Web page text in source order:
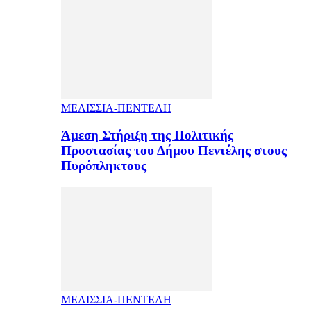
ΜΕΛΙΣΣΙΑ-ΠΕΝΤΕΛΗ
Άμεση Στήριξη της Πολιτικής
Προστασίας του Δήμου Πεντέλης στους
Πυρόπληκτους
ΜΕΛΙΣΣΙΑ-ΠΕΝΤΕΛΗ